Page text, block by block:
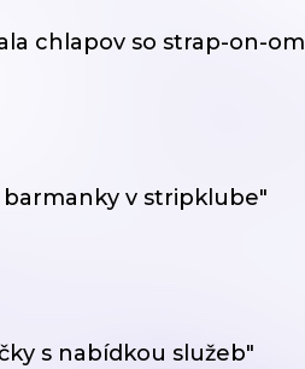
chlapov so strap-on-om
barmanky v stripklube"
s nabídkou služeb"